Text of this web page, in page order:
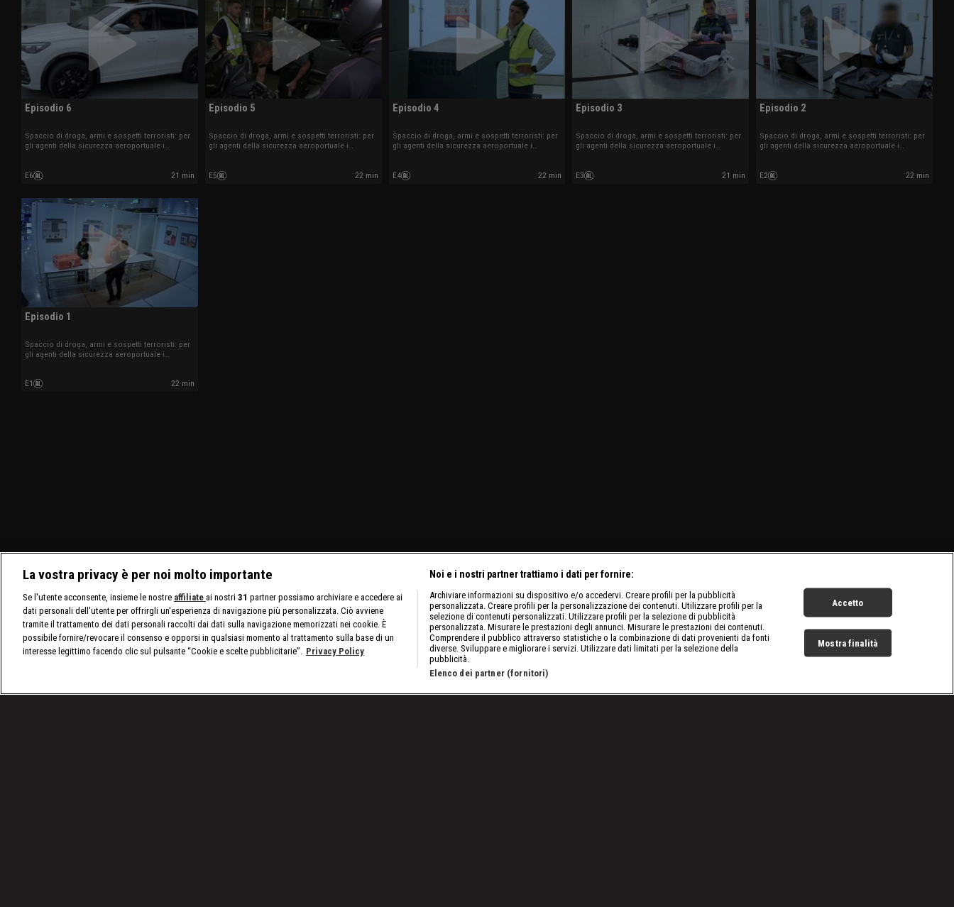
Episodio 6
Spaccio di droga, armi e sospetti terroristi: per
gli agenti della sicurezza aeroportuale i
E6
21 min
Episodio 5
Spaccio di droga, armi e sospetti terroristi: per
gli agenti della sicurezza aeroportuale i
E5
22 min
Episodio 4
Spaccio di droga, armi e sospetti terroristi: per
gli agenti della sicurezza aeroportuale i
E4
22 min
Episodio 3
Spaccio di droga, armi e sospetti terroristi: per
gli agenti della sicurezza aeroportuale i
E3
21 min
Episodio 2
Spaccio di droga, armi e sospetti terroristi: per
gli agenti della sicurezza aeroportuale i
E2
22 min
Episodio 1
Spaccio di droga, armi e sospetti terroristi: per
gli agenti della sicurezza aeroportuale i
E1
22 min
La vostra privacy è per noi molto importante
Se l'utente acconsente, insieme le nostre affiliate ai nostri 31 partner possiamo archiviare e accedere ai
dati personali dell'utente per offrirgli un'esperienza di navigazione più personalizzata. Ciò avviene
tramite il trattamento dei dati personali raccolti dai dati sulla navigazione memorizzati nei cookie. È
possibile fornire/revocare il consenso e opporsi in qualsiasi momento al trattamento sulla base di un
interesse legittimo facendo clic sul pulsante “Cookie e scelte pubblicitarie”. Privacy Policy
Noi e i nostri partner trattiamo i dati per fornire:
Archiviare informazioni su dispositivo e/o accedervi. Creare profili per la pubblicità
personalizzata. Creare profili per la personalizzazione dei contenuti. Utilizzare profili per la
selezione di contenuti personalizzati. Utilizzare profili per la selezione di pubblicità
personalizzata. Misurare le prestazioni degli annunci. Misurare le prestazioni dei contenuti.
Comprendere il pubblico attraverso statistiche o la combinazione di dati provenienti da fonti
diverse. Sviluppare e migliorare i servizi. Utilizzare dati limitati per la selezione della
pubblicità.
Elenco dei partner (fornitori)
Accetto
Mostra finalità